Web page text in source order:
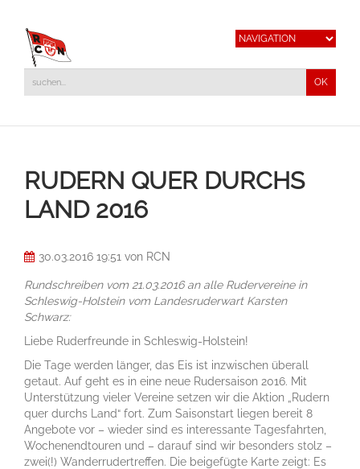
RUDERN QUER DURCHS
LAND 2016
30.03.2016 19:51 von RCN
Rundschreiben vom 21.03.2016 an alle Rudervereine in
Schleswig-Holstein vom Landesruderwart Karsten
Schwarz:
Liebe Ruderfreunde in Schleswig-Holstein!
Die Tage werden länger, das Eis ist inzwischen überall
getaut. Auf geht es in eine neue Rudersaison 2016. Mit
Unterstützung vieler Vereine setzen wir die Aktion „Rudern
quer durchs Land“ fort. Zum Saisonstart liegen bereit 8
Angebote vor – wieder sind es interessante Tagesfahrten,
Wochenendtouren und – darauf sind wir besonders stolz –
zwei(!) Wanderrudertreffen. Die beigefügte Karte zeigt: Es